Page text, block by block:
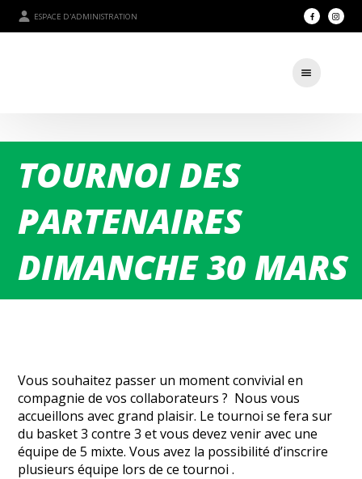
ESPACE D'ADMINISTRATION
TOURNOI DES
PARTENAIRES
DIMANCHE 30 MARS
Vous souhaitez passer un moment convivial en
compagnie de vos collaborateurs ? Nous vous
accueillons avec grand plaisir. Le tournoi se fera sur
du basket 3 contre 3 et vous devez venir avec une
équipe de 5 mixte. Vous avez la possibilité d’inscrire
plusieurs équipe lors de ce tournoi .